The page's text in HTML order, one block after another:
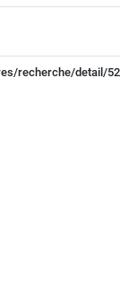
recherche/detail/